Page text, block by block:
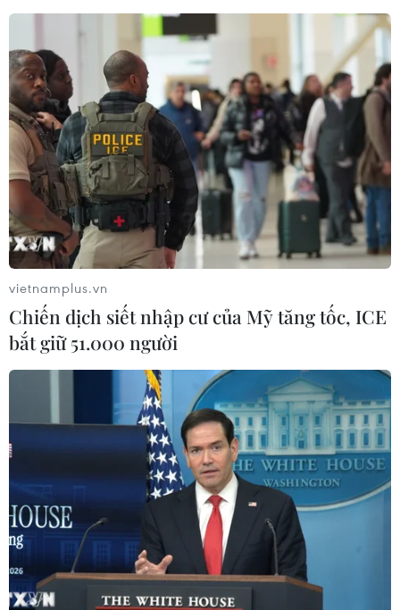
CƠ QUAN CHỦ QUẢN: THÔNG TẤN XÃ VIỆT NAM
Tổng Biên tập: TRẦN TIẾN DUẨN
Phó Tổng Biên tập: NGUYỄN THỊ TÁM, KHÚC THANH
THỦY
Sở hữu trí tuệ
Quy định sử dụng
RSS
Hỗ trợ
Ngôn ngữ
Dịch vụ tin
Quảng cáo
Liên hệ
Giấy phép số: 1374/GP-BTTTT do Bộ Thông tin và Truyền thông
Quảng cáo: Phó TBT Nguyễn Thị Tám: 093.5958688, Email:
tamvna@gmail.com
Điện thoại: (024) 39411349 - (024) 39411348, Fax: (024)
39411348
Email: vietnamplus2008@gmail.com
vietnamplus.vn
Chiến dịch siết nhập cư của Mỹ tăng tốc, ICE
bắt giữ 51.000 người